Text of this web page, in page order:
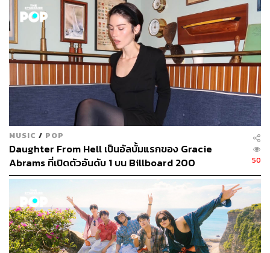
MUSIC / POP
Daughter From Hell เป็นอัลบั้มแรกของ Gracie
Abrams ที่เปิดตัวอันดับ 1 บน Billboard 200
50